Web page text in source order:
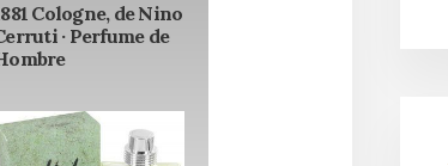
Cologne, de Nino
· Perfume de